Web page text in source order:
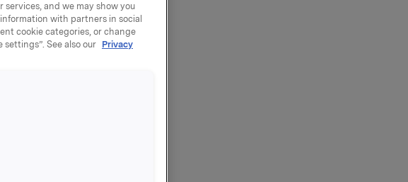
beholdning etter
services, and we may show you
with partners in social
cookie categories, or change
See also our
Privacy